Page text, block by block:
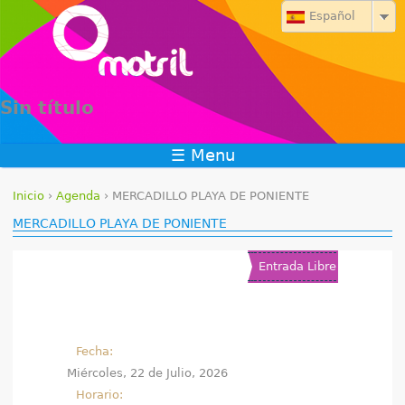
Jump to navigation
Sin título
Español
☰ Menu
S
Inicio ›Agenda › MERCADILLO PLAYA DE PONIENTE
MERCADILLO PLAYA DE PONIENTE
Entrada Libre
Fecha:
Miércoles, 22 de Julio, 2026
Horario: